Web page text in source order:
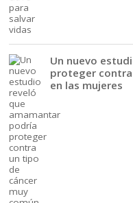
Un nuevo
proteger
en las mujeres